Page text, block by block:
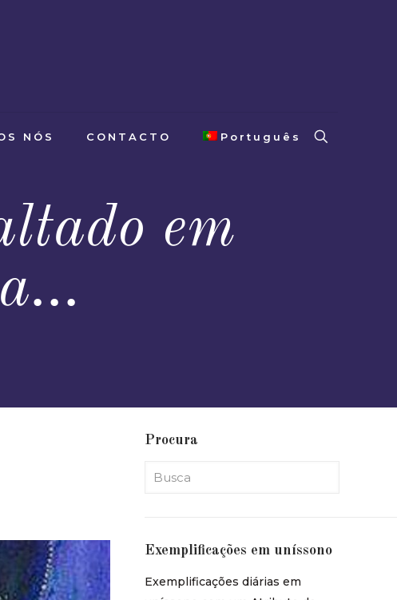
NÓS CONTACTO Português
em
Procura
Exemplificações em uníssono
Exemplificações diárias em